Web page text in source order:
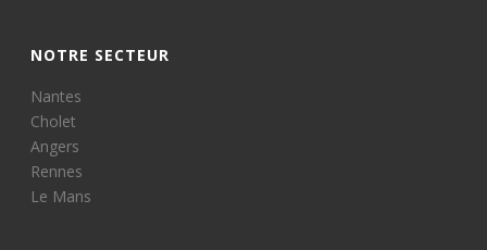
NOTRE SECTEUR
Nantes
Cholet
Angers
Rennes
Le Mans